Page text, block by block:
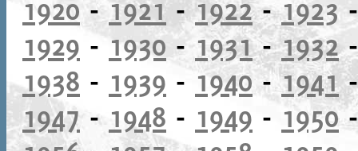
1920 -1921-1922-1923
1929 -1930-1931-1932
1938 - 1939 - 1940-1941
1947- 1948 - 1949 - 1950